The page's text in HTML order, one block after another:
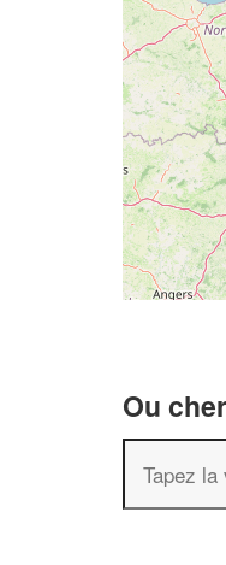
Ou